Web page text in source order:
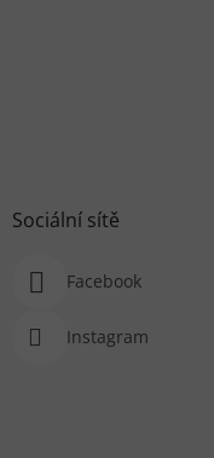
Sociální sítě
Facebook
Instagram